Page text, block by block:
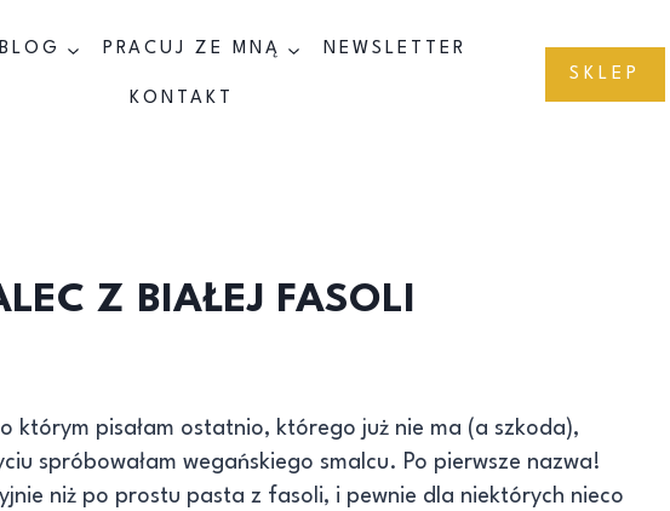
BLOG PRACUJ ZE MNĄ NEWSLETTER
KONTAKT
SKLEP
Z BIAŁEJ FASOLI
którym pisałam ostatnio, którego już nie ma (a szkoda),
spróbowałam wegańskiego smalcu. Po pierwsze nazwa!
niż po prostu pasta z fasoli, i pewnie dla niektórych nieco